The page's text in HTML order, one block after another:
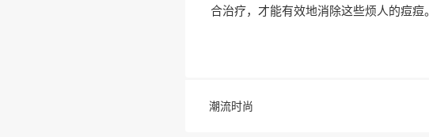
合治疗，才能有效地消除这些烦人的痘痘。
潮流时尚